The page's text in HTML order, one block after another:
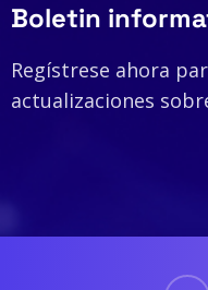
Boletin
Regístrese ahora
actualizaciones